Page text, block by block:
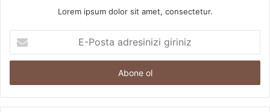
Lorem ipsum dolor sit amet, consectetur.
Posta
adresinizi